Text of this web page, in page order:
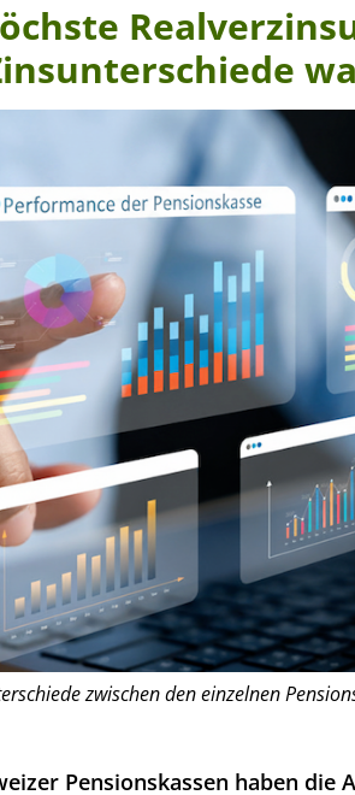
zwischen den einzelnen
Pensionskassen haben